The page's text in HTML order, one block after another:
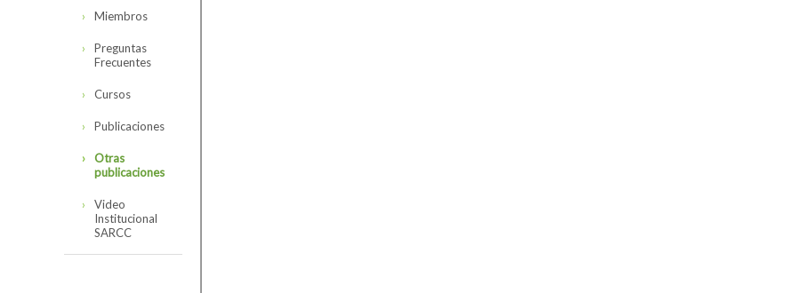
Miembros
Preguntas
Frecuentes
Cursos
Publicaciones
Otras
publicaciones
Video
Institucional
SARCC